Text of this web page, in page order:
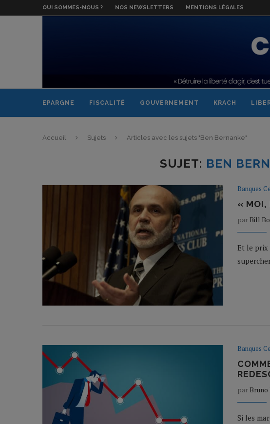
QUI SOMMES-NOUS ? NOS NEWSLETTERS MENTIONS LÉGALES
EPARGNE FISCALITÉ GOUVERNEMENT KRACH
Accueil Sujets Articles avec les sujets "Ben Bernanke"
SUJET: BEN
Banques
« MOI,
par Bill
Et le prix
Banques
par
Si les